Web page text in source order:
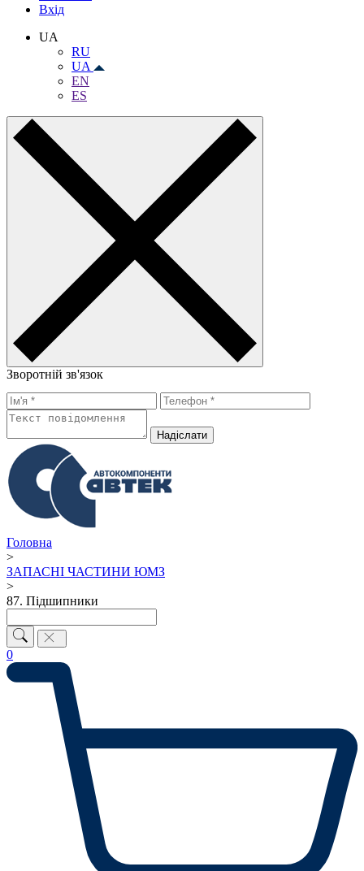
Вхiд
UA
RU
UA
EN
ES
Зворотній зв'язок
Надiслати
Головна
>
ЗАПАСНІ ЧАСТИНИ ЮМЗ
>
87. Підшипники
0